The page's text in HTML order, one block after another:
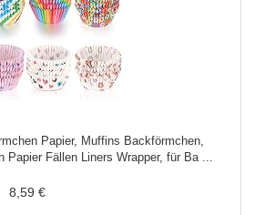
Papier, Muffins Backförmchen,
Papier Fällen Liners Wrapper, für Ba ...
8,59 €